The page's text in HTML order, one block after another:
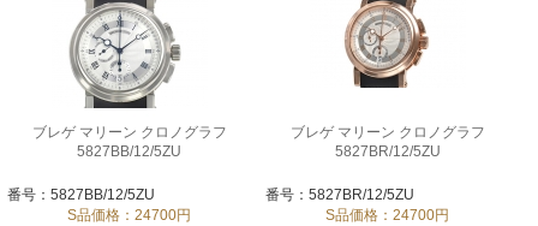
ブレゲ マリーン クロノグラフ
5827BB/12/5ZU
番号：5827BB/12/5ZU
S品価格：24700円
ブレゲ マリーン クロノグラフ
5827BR/12/5ZU
番号：5827BR/12/5ZU
S品価格：24700円